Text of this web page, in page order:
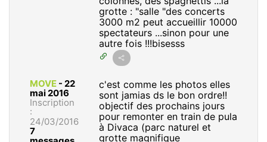
grotte : "salle "des concerts
3000 m2 peut accueillir 10000
spectateurs ...sinon pour une
autre fois !!!bisesss
MOVE - 22
mai 2016
Inscription
:
24/03/2016
7
c'est comme les photos elles
sont jamias ds le bon ordre!!
objectif des prochains jours
pour remonter en train de pula
à Divaca (parc naturel et
grotte magnifique